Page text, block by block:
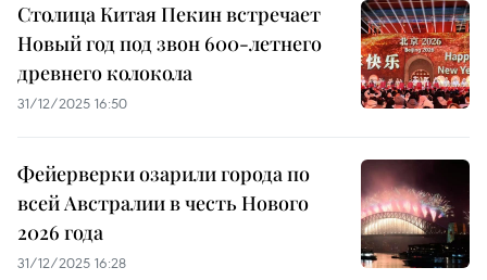
Столица Китая Пекин встречает
Новый год под звон 600-летнего
древнего колокола
31/12/2025 16:50
Фейерверки озарили города по
всей Австралии в честь Нового
2026 года
31/12/2025 16:28